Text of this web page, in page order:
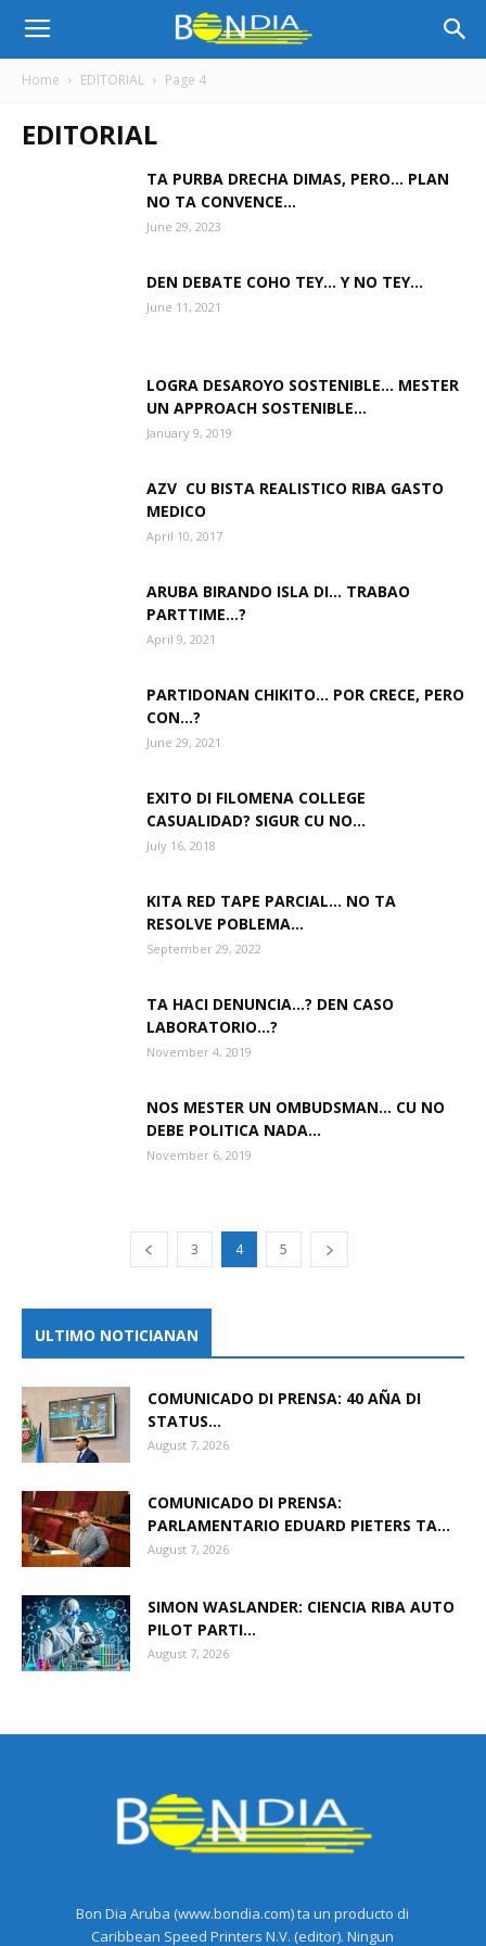
Bon
Dia
Home EDITORIAL Page 4
EDITORIAL
TA PURBA DRECHA DIMAS, PERO… PLAN
NO TA CONVENCE…
June 29, 2023
DEN DEBATE COHO TEY… Y NO TEY…
June 11, 2021
LOGRA DESAROYO SOSTENIBLE… MESTER
UN APPROACH SOSTENIBLE…
January 9, 2019
AZV CU BISTA REALISTICO RIBA GASTO
MEDICO
April 10, 2017
ARUBA BIRANDO ISLA DI… TRABAO
PARTTIME…?
April 9, 2021
PARTIDONAN CHIKITO… POR CRECE, PERO
CON…?
June 29, 2021
EXITO DI FILOMENA COLLEGE
CASUALIDAD? SIGUR CU NO…
July 16, 2018
KITA RED TAPE PARCIAL… NO TA
RESOLVE POBLEMA…
September 29, 2022
TA HACI DENUNCIA…? DEN CASO
LABORATORIO…?
November 4, 2019
NOS MESTER UN OMBUDSMAN… CU NO
DEBE POLITICA NADA…
November 6, 2019
3 4 5
ULTIMO NOTICIANAN
COMUNICADO DI PRENSA: 40 AÑA DI
STATUS...
August 7, 2026
COMUNICADO DI PRENSA:
PARLAMENTARIO EDUARD PIETERS TA...
August 7, 2026
SIMON WASLANDER: CIENCIA RIBA AUTO
PILOT PARTI...
August 7, 2026
Bon Dia Aruba (www.bondia.com) ta un producto di
Caribbean Speed Printers N.V. (editor). Ningun